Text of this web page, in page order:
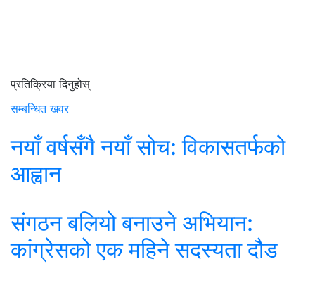
प्रतिक्रिया दिनुहोस्
सम्बन्धित खवर
नयाँ वर्षसँगै नयाँ सोच: विकासतर्फको
आह्वान
संगठन बलियो बनाउने अभियान:
कांग्रेसको एक महिने सदस्यता दौड